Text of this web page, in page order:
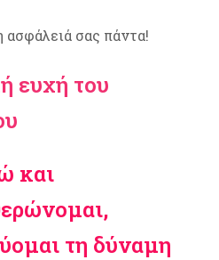
ασφάλειά σας πάντα!
ευχή του
και
τη δύναμη